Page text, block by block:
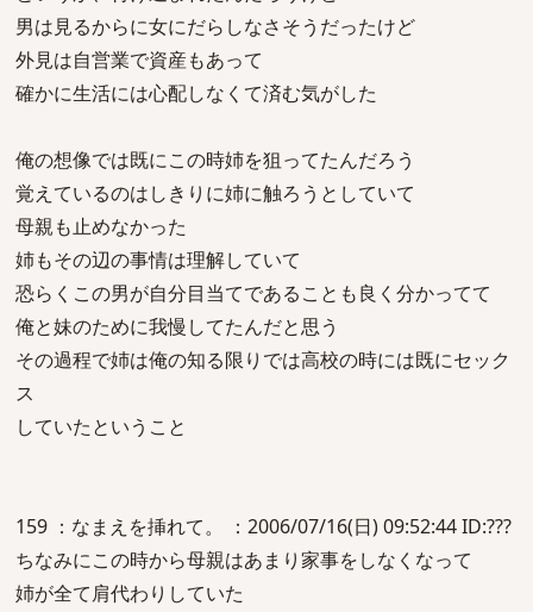
男は見るからに女にだらしなさそうだったけど
外見は自営業で資産もあって
確かに生活には心配しなくて済む気がした
俺の想像では既にこの時姉を狙ってたんだろう
覚えているのはしきりに姉に触ろうとしていて
母親も止めなかった
姉もその辺の事情は理解していて
恐らくこの男が自分目当てであることも良く分かってて
俺と妹のために我慢してたんだと思う
その過程で姉は俺の知る限りでは高校の時には既にセック
ス
していたということ
159 ：なまえを挿れて。 ：2006/07/16(日) 09:52:44 ID:???
ちなみにこの時から母親はあまり家事をしなくなって
姉が全て肩代わりしていた